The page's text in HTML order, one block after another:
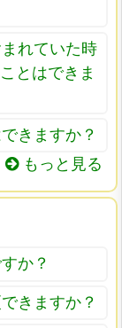
れていた時
とはできま
きますか？
もっと見る
か？
きますか？